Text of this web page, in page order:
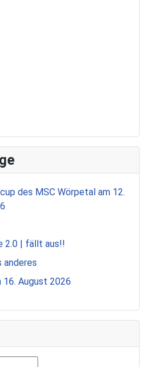
des MSC Wörpetal am 12.
2.0 | fällt aus!!
anderes
16. August 2026